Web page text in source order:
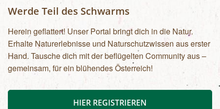
Werde Teil des Schwarms
Herein geflattert! Unser Portal bringt dich in die Natur.
Erhalte Naturerlebnisse und Naturschutzwissen aus erster
Hand. Tausche dich mit der beflügelten Community aus –
gemeinsam, für ein blühendes Österreich!
HIER REGISTRIEREN